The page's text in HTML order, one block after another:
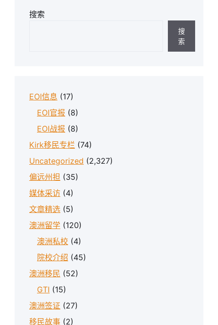
搜索
搜
索
EOI信息 (17)
EOI官报 (8)
EOI战报 (8)
Kirk移民专栏 (74)
Uncategorized (2,327)
偏远州担 (35)
媒体采访 (4)
文章精选 (5)
澳洲留学 (120)
澳洲私校 (4)
院校介绍 (45)
澳洲移民 (52)
GTI (15)
澳洲签证 (27)
移民故事 (2)